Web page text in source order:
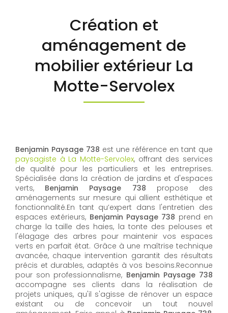
Création et
aménagement de
mobilier extérieur La
Motte-Servolex
Benjamin Paysage 738 est une référence en tant que
paysagiste à La Motte-Servolex, offrant des services
de qualité pour les particuliers et les entreprises.
Spécialisée dans la création de jardins et d'espaces
verts, Benjamin Paysage 738 propose des
aménagements sur mesure qui allient esthétique et
fonctionnalité.En tant qu’expert dans l'entretien des
espaces extérieurs, Benjamin Paysage 738 prend en
charge la taille des haies, la tonte des pelouses et
l'élagage des arbres pour maintenir vos espaces
verts en parfait état. Grâce à une maîtrise technique
avancée, chaque intervention garantit des résultats
précis et durables, adaptés à vos besoins.Reconnue
pour son professionnalisme, Benjamin Paysage 738
accompagne ses clients dans la réalisation de
projets uniques, qu'il s'agisse de rénover un espace
existant ou de concevoir un tout nouvel